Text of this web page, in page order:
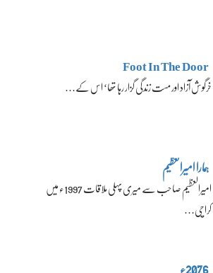
Foot In The Door
خرگوش آزاد اور مست زندگی گزار رہا تھا‘ اس کے…
ہمارا امیرالعظیم
امیرالعظیم صاحب سے میری پہلی ملاقات 1997ء میں
کراچی…